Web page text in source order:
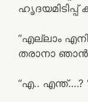
ഹൃദയമിടിപ്പ്
“എല്ലാം
തരാനാ
“എ.. എന്ത്….?